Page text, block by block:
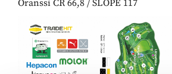
Oranssi CR 66,8 / SLOPE 117